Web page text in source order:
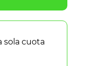
sola cuota